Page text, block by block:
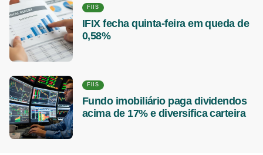
FIIS
IFIX fecha quinta-feira em queda de
0,58%
FIIS
Fundo imobiliário paga dividendos
acima de 17% e diversifica carteira